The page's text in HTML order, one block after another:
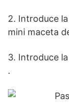
2. Introduce
mini maceta
3. Introduce
.